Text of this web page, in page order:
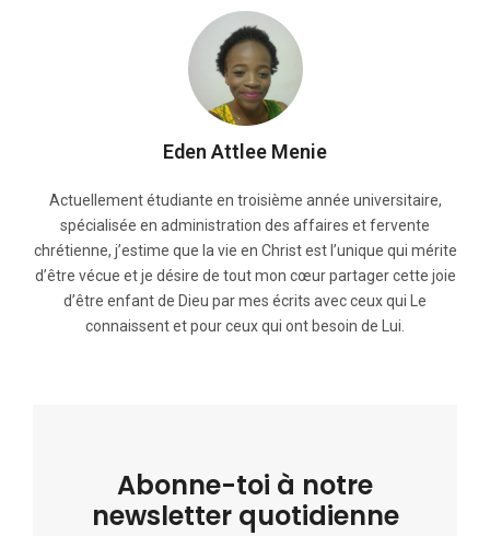
Eden Attlee Menie
Actuellement étudiante en troisième année universitaire,
spécialisée en administration des affaires et fervente
chrétienne, j’estime que la vie en Christ est l’unique qui mérite
d’être vécue et je désire de tout mon cœur partager cette joie
d’être enfant de Dieu par mes écrits avec ceux qui Le
connaissent et pour ceux qui ont besoin de Lui.
Abonne-toi à notre
newsletter quotidienne